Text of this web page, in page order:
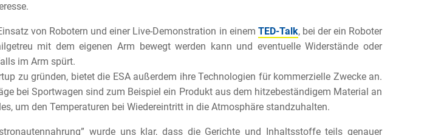
von Robotern und einer Live-Demonstration in einem TED-Talk, bei der ein Roboter
mit dem eigenen Arm bewegt werden kann und eventuelle Widerstände oder
im Arm spürt.
zu gründen, bietet die ESA außerdem ihre Technologien für kommerzielle Zwecke an.
bei Sportwagen sind zum Beispiel ein Produkt aus dem hitzebeständigem Material an
um den Temperaturen bei Wiedereintritt in die Atmosphäre standzuhalten.
wurde uns klar, dass die Gerichte und Inhaltsstoffe teils genauer